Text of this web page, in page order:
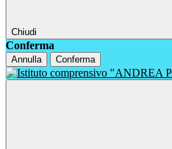
Chiudi
Conferma
Annulla Conferma